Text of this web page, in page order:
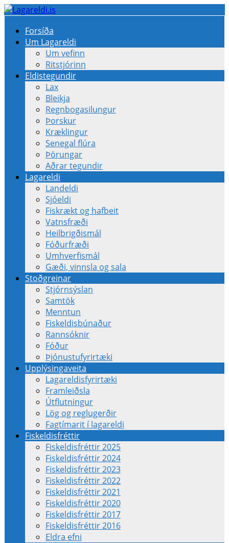
Forsíða
Um Lagareldi
Um vefinn
Ritstjórinn
Eldistegundir
Lax
Bleikja
Regnbogasilungur
Þorskur
Kræklingur
Senegal flúra
Þörungar
Aðrar tegundir
Lagareldi
Landeldi
Sjóeldi
Fiskrækt og hafbeit
Vatnsfræði
Heilbrigðismál
Fóðurfræði
Umhverfismál
Gæði, vinnsla og sala
Stoðgreinar
Stjórnsýslan
Samtök
Menntun
Fiskeldisbúnaður
Rannsóknir
Fóður
Þjónustufyrirtæki
Upplýsingaveita
Lagareldisfyrirtæki
Framleiðsla
Útflutningur
Lög og reglugerðir
Fagtímarit í lagareldi
Fiskeldisfréttir
Fiskeldisfréttir 2025
Fiskeldisfréttir 2024
Fiskeldisfréttir 2023
Fiskeldisfréttir 2022
Fiskeldisfréttir 2021
Fiskeldisfréttir 2020
Fiskeldisfréttir 2017
Fiskeldisfréttir 2016
Eldra efni